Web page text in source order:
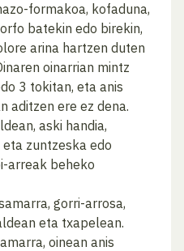
formakoa, kofaduna,
batekin edo birekin,
arina hartzen duten
oinarrian mintz
3 tokitan, eta anis
aditzen ere ez dena.
aski handia,
zuntzeska edo
arreak beheko
gorri-arrosa,
eta txapelean.
oinean anis